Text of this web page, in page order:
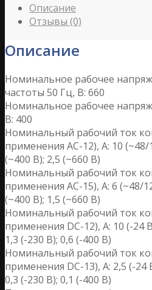
Описание
Отзывы (0)
Описание
Номинальное рабочее
частоты 50 Гц, В: 660
Номинальное рабочее
В: 400
Номинальный рабочий ток
применения АС-12), А: 10 (~48/
(~400 B); 2,5 (~660 B)
Номинальный рабочий ток
применения АС-15), А: 6 (~48/
(~400 B); 1,5 (~660 B)
Номинальный рабочий ток
применения DС-12), А: 10 (-24
1,3 (-230 B); 0,6 (-400 B)
Номинальный рабочий ток
применения DС-13), А: 2,5 (-24
0,3 (-230 B); 0,1 (-400 B)